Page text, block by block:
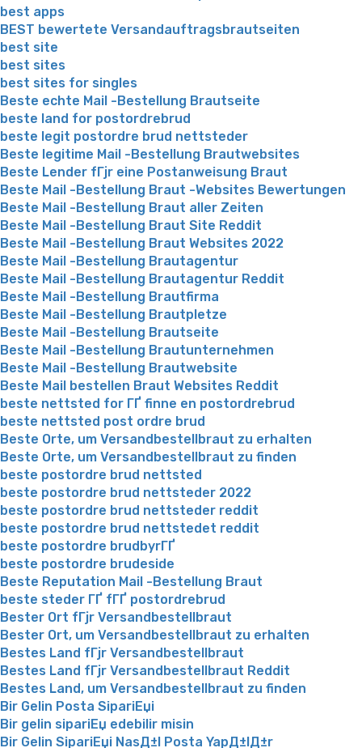
best apps
BEST bewertete Versandauftragsbrautseiten
best site
best sites
best sites for singles
Beste echte Mail -Bestellung Brautseite
beste land for postordrebrud
beste legit postordre brud nettsteder
Beste legitime Mail -Bestellung Brautwebsites
Beste Lender fГјr eine Postanweisung Braut
Beste Mail -Bestellung Braut -Websites Bewertungen
Beste Mail -Bestellung Braut aller Zeiten
Beste Mail -Bestellung Braut Site Reddit
Beste Mail -Bestellung Braut Websites 2022
Beste Mail -Bestellung Brautagentur
Beste Mail -Bestellung Brautagentur Reddit
Beste Mail -Bestellung Brautfirma
Beste Mail -Bestellung Brautpletze
Beste Mail -Bestellung Brautseite
Beste Mail -Bestellung Brautunternehmen
Beste Mail -Bestellung Brautwebsite
Beste Mail bestellen Braut Websites Reddit
beste nettsted for ГҐ finne en postordrebrud
beste nettsted post ordre brud
Beste Orte, um Versandbestellbraut zu erhalten
Beste Orte, um Versandbestellbraut zu finden
beste postordre brud nettsted
beste postordre brud nettsteder 2022
beste postordre brud nettsteder reddit
beste postordre brud nettstedet reddit
beste postordre brudbyrГҐ
beste postordre brudeside
Beste Reputation Mail -Bestellung Braut
beste steder ГҐ fГҐ postordrebrud
Bester Ort fГјr Versandbestellbraut
Bester Ort, um Versandbestellbraut zu erhalten
Bestes Land fГјr Versandbestellbraut
Bestes Land fГјr Versandbestellbraut Reddit
Bestes Land, um Versandbestellbraut zu finden
Bir Gelin Posta SipariЕџi
Bir gelin sipariЕџ edebilir misin
Bir Gelin SipariЕџi NasД±l Posta YapД±lД±r